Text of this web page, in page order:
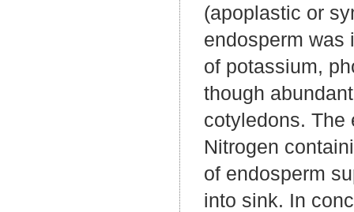
(apoplastic or
endosperm was
of potassium,
though
cotyledons. The
Nitrogen
of endosperm
into sink. In